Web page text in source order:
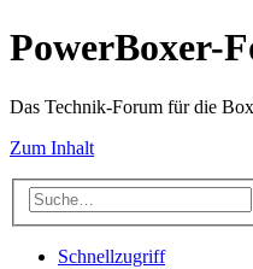
PowerBoxer-
Das Technik-Forum für die
Zum Inhalt
Schnellzugriff